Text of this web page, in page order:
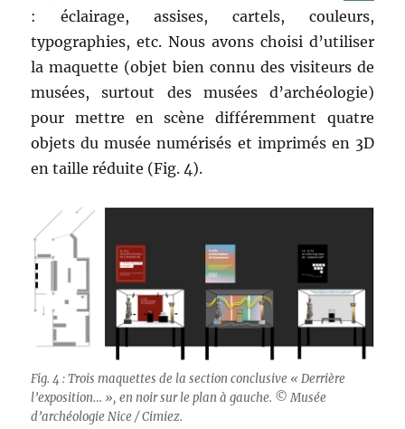
: éclairage, assises, cartels, couleurs,
typographies, etc. Nous avons choisi d’utiliser
la maquette (objet bien connu des visiteurs de
musées, surtout des musées d’archéologie)
pour mettre en scène différemment quatre
objets du musée numérisés et imprimés en 3D
en taille réduite (Fig. 4).
Fig. 4 : Trois maquettes de la section conclusive « Derrière
l’exposition… », en noir sur le plan à gauche. © Musée
d’archéologie Nice / Cimiez.